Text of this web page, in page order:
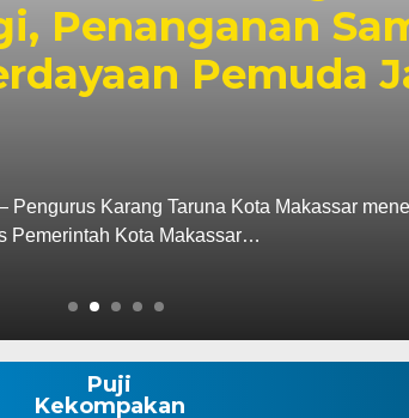
Temui
Kolaborasi
Masyarakat
— Wali Kota Makassar, Munafri
untuk Indonesia, Kwok…
Puji
Kekompakan